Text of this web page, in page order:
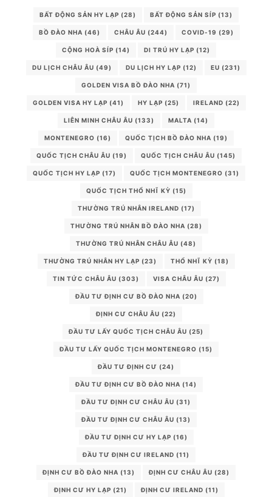
BẤT ĐỘNG SẢN HY LẠP (28) BẤT ĐỘNG SẢN SÍP (13)
BỒ ĐÀO NHA (46) CHÂU ÂU (244) COVID-19 (29)
CỘNG HOÀ SÍP (14) DI TRÚ HY LẠP (12)
DU LỊCH CHÂU ÂU (49) DU LỊCH HY LẠP (12) EU (231)
GOLDEN VISA BỒ ĐÀO NHA (71)
GOLDEN VISA HY LẠP (41) HY LẠP (25) IRELAND (22)
LIÊN MINH CHÂU ÂU (133) MALTA (14)
MONTENEGRO (16) QUỐC TỊCH BỒ ĐÀO NHA (19)
QUỐC TỊCH CHÂU ÂU (19) QUỐC TỊCH CHÂU ÂU (145)
QUỐC TỊCH HY LẠP (17) QUỐC TỊCH MONTENEGRO (31)
QUỐC TỊCH THỔ NHĨ KỲ (15)
THƯỜNG TRÚ NHÂN IRELAND (17)
THƯỜNG TRÚ NHÂN BỒ ĐÀO NHA (28)
THƯỜNG TRÚ NHÂN CHÂU ÂU (48)
THƯỜNG TRÚ NHÂN HY LẠP (23) THỔ NHĨ KỲ (18)
TIN TỨC CHÂU ÂU (303) VISA CHÂU ÂU (27)
ĐẦU TƯ ĐỊNH CƯ BỒ ĐÀO NHA (20)
ĐỊNH CƯ CHÂU ÂU (22)
ĐẦU TƯ LẤY QUỐC TỊCH CHÂU ÂU (25)
ĐẦU TƯ LẤY QUỐC TỊCH MONTENEGRO (15)
ĐẦU TƯ ĐỊNH CƯ (24)
ĐẦU TƯ ĐỊNH CƯ BỒ ĐÀO NHA (14)
ĐẦU TƯ ĐỊNH CƯ CHÂU ÂU (31)
ĐẦU TƯ ĐỊNH CƯ CHÂU ÂU (13)
ĐẦU TƯ ĐỊNH CƯ HY LẠP (16)
ĐẦU TƯ ĐỊNH CƯ IRELAND (11)
ĐỊNH CƯ BỒ ĐÀO NHA (13) ĐỊNH CƯ CHÂU ÂU (28)
ĐỊNH CƯ HY LẠP (21) ĐỊNH CƯ IRELAND (11)